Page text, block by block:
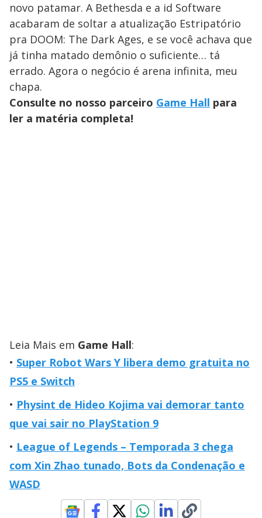
novo patamar. A Bethesda e a id Software
acabaram de soltar a atualização Estripatório
pra DOOM: The Dark Ages, e se você achava que
já tinha matado demônio o suficiente… tá
errado. Agora o negócio é arena infinita, meu
chapa.
Consulte no nosso parceiro Game Hall para
ler a matéria completa!
Leia Mais em Game Hall:
Super Robot Wars Y libera demo gratuita no
PS5 e Switch
Physint de Hideo Kojima vai demorar tanto
que vai sair no PlayStation 9
League of Legends – Temporada 3 chega
com Xin Zhao tunado, Bots da Condenação e
WASD